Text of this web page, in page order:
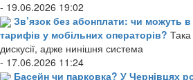
- 19.06.2026 19:02
Зв’язок без абонплати: чи можуть в
тарифів у мобільних операторів? Така
дискусії, адже нинішня система
- 17.06.2026 11:24
Басейн чи парковка? У Чернівцях